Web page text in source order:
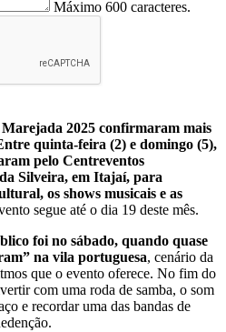
Máximo 600 caracteres.
2025 confirmaram mais
quinta-feira (2) e domingo (5),
pelo Centreventos
Silveira, em Itajaí, para
os shows musicais e as
segue até o dia 19 deste mês.
foi no sábado, quando quase
na vila portuguesa, cenário da
que o evento oferece. No fim do
com uma roda de samba, o som
e recordar uma das bandas de